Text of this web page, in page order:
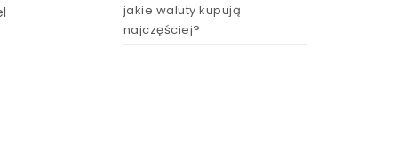
jakie waluty kupują
najczęściej?